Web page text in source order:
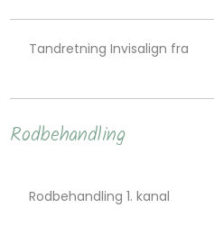
Tandretning Invisalign fra
Rodbehandling
Rodbehandling 1. kanal